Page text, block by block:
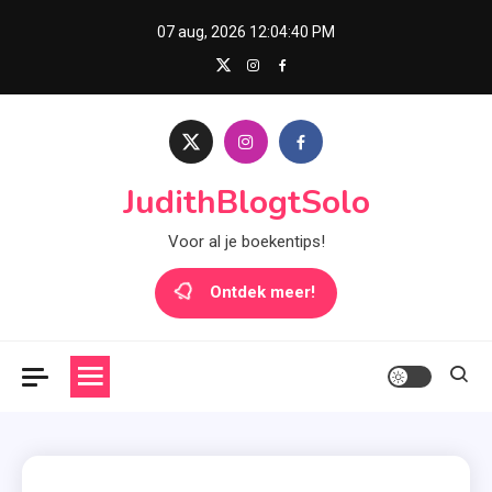
07 aug, 2026 12:04:40 PM
JudithBlogtSolo
Voor al je boekentips!
Ontdek meer!